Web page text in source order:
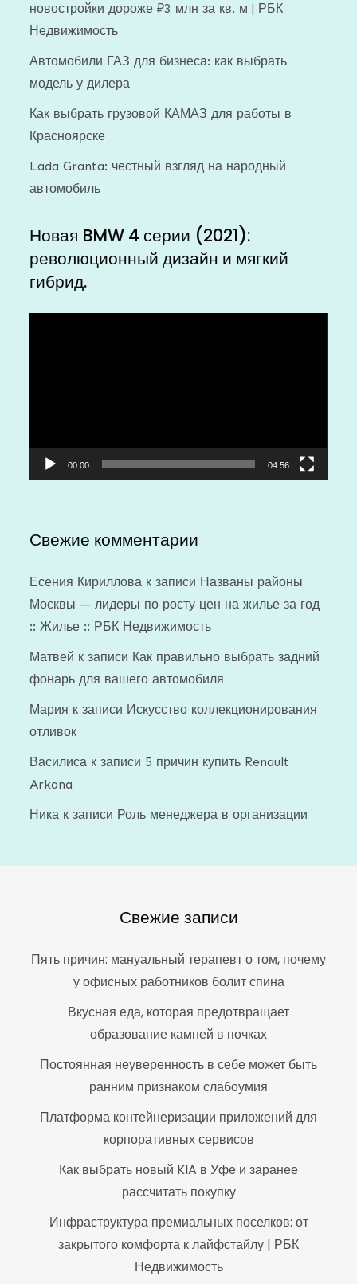
новостройки дороже ₽3 млн за кв. м | РБК
Недвижимость
Автомобили ГАЗ для бизнеса: как выбрать
модель у дилера
Как выбрать грузовой КАМАЗ для работы в
Красноярске
Lada Granta: честный взгляд на народный
автомобиль
Новая BMW 4 серии (2021):
революционный дизайн и мягкий
гибрид.
00:00 04:56
Свежие комментарии
Есения Кириллова к записи Названы районы
Москвы — лидеры по росту цен на жилье за год
:: Жилье :: РБК Недвижимость
Матвей к записи Как правильно выбрать задний
фонарь для вашего автомобиля
Мария к записи Искусство коллекционирования
отливок
Василиса к записи 5 причин купить Renault
Arkana
Ника к записи Роль менеджера в организации
Свежие записи
Пять причин: мануальный терапевт о том, почему
у офисных работников болит спина
Вкусная еда, которая предотвращает
образование камней в почках
Постоянная неуверенность в себе может быть
ранним признаком слабоумия
Платформа контейнеризации приложений для
корпоративных сервисов
Как выбрать новый KIA в Уфе и заранее
рассчитать покупку
Инфраструктура премиальных поселков: от
закрытого комфорта к лайфстайлу | РБК
Недвижимость